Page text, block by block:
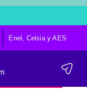
Enel, Celsia y AES